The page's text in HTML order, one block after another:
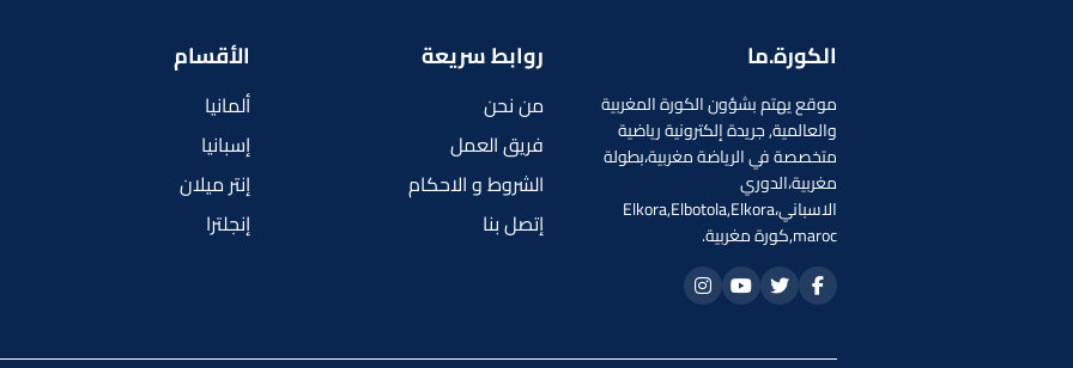
الكورة.ما
موقع يهتم بشؤون الكورة المغربية
والعالمية, جريدة إلكترونية رياضية
متخصصة في الرياضة مغربية،بطولة
مغربية،الدوري
الاسباني،Elkora,Elbotola,Elkora
maroc,كورة مغربية.
روابط سريعة
من نحن
فريق العمل
الشروط و الاحكام
إتصل بنا
الأقسام
ألمانيا
إسبانيا
إنتر ميلان
إنجلترا